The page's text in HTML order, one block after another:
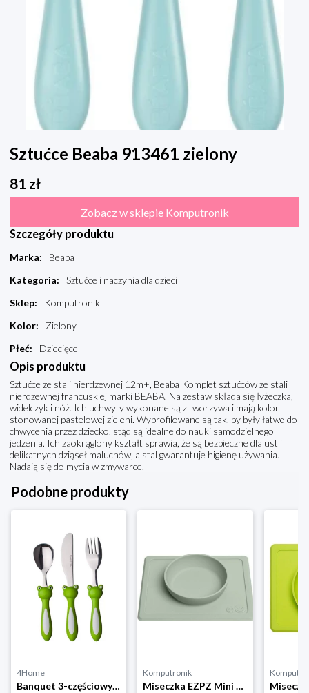
Sztućce Beaba 913461 zielony
81 zł
Zobacz w sklepie Komputronik
Szczegóły produktu
Marka:
Beaba
Kategoria:
Sztućce i naczynia dla dzieci
Sklep:
Komputronik
Kolor:
Zielony
Płeć: Dziecięce
Opis produktu
Sztućce ze stali nierdzewnej 12m+, Beaba Komplet sztućców ze stali
nierdzewnej francuskiej marki BEABA. Na zestaw składa się łyżeczka,
widelczyk i nóż. Ich uchwyty wykonane są z tworzywa i mają kolor
stonowanej pastelowej zieleni. Wyprofilowane są tak, by były łatwe do
chwycenia przez dziecko, stąd są idealne do nauki samodzielnego
jedzenia. Ich zaokrąglony kształt sprawia, że są bezpieczne dla ust i
delikatnych dziąseł maluchów, a stal gwarantuje higienę używania.
Nadają się do mycia w zmywarce.
Podobne produkty
4Home
Banquet 3-częściowy zestaw sztućców dla dzieci Frog, zielony
Komputronik
Miseczka EZPZ Mini Bowl 2w1 + Podkładka pastelowy zielony